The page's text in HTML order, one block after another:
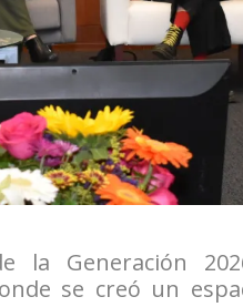
la Generación
se creó un